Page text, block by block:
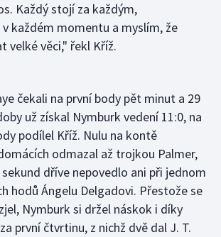
Každý stojí za každým,
každém momentu a myslím, že
velké věci," řekl Kříž.
čekali na první body pět minut a 29
už získal Nymburk vedení 11:0, na
podílel Kříž. Nulu na kontě
odmazal až trojkou Palmer,
dříve nepovedlo ani při jednom
hodů Ángelu Delgadovi. Přestože se
Nymburk si držel náskok i díky
první čtvrtinu, z nichž dvě dal J. T.